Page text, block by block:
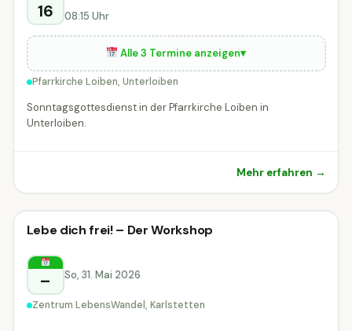
16 08:15 Uhr
Alle 3 Termine anzeigen▾
Pfarrkirche Loiben, Unterloiben
Sonntagsgottesdienst in der Pfarrkirche Loiben in
Unterloiben.
Mehr erfahren →
Sonstiges
Karlstetten
Sonstiges
Lebe dich frei! – Der Workshop
– So, 31. Mai 2026
Zentrum LebensWandel, Karlstetten